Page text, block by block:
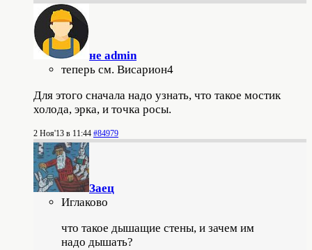
не admin
теперь см. Висариoн4
Для этого сначала надо узнать, что такое мостик
холода, эрка, и точка росы.
2 Ноя'13 в 11:44 #84979
Заец
Иглаково
что такое дышащие стены, и зачем им
надо дышать?